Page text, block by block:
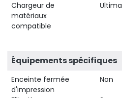
Chargeur de
matériaux
compatible
Équipements spécifiques
Enceinte fermée
d'impression
Non